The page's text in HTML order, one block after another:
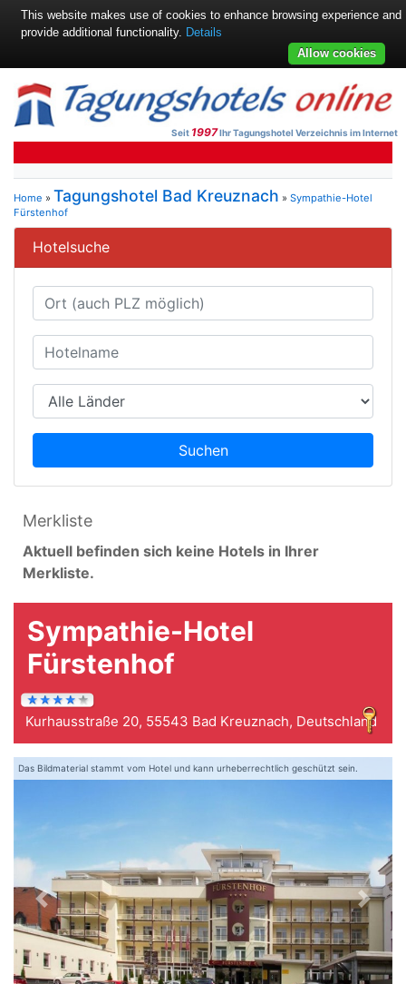
Seit 1997Ihr Tagungshotel Verzeichnis im Internet
Home » Tagungshotel Bad Kreuznach » Sympathie-Hotel
Fürstenhof
Hotelsuche
Suchen
Merkliste
Aktuell befinden sich keine Hotels in Ihrer
Merkliste.
Sympathie-Hotel
Fürstenhof
Kurhausstraße 20, 55543 Bad Kreuznach, Deutschland
Das Bildmaterial stammt vom Hotel und kann urheberrechtlich geschützt sein.
Zurück
This website makes use of cookies to enhance browsing experience and
provide additional functionality. Details
Allow cookies